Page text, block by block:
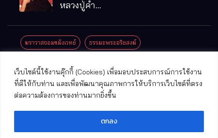
เว็บไซต์นี้ใช้งานคุ๊กกี้ (Cookies) เพื่อมอบประสบการณ์การใช้งาน
ที่ดีให้กับท่าน และเพื่อพัฒนาคุณภาพการให้บริการเว็บไซต์ที่ตรง
ต่อความต้องการของท่านมากยิ่งขึ้น
ตกลง
แล้ว วัดป่า
อ.แม่ริม
จ.เชียงใหม่
หลวงปู่คำ
มณี
ฆราวาสจอมขมังเวทย์ ธรรมะพระอริยสงฆ์
ปาฏิหาริย์พระเครื่อง
พระพุทธรูปศักดิ์สิทธิ์ วัดที่สําคัญ